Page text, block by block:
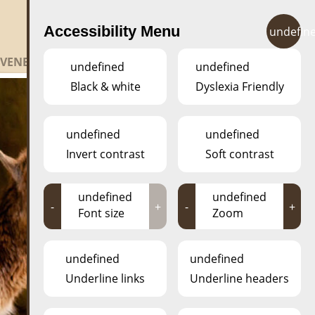
LU
KONTAKT
Accessibility Menu
undefined
Black & white
undefined
Dyslexia Friendly
undefined
Invert contrast
undefined
Soft contrast
-
undefined
Font size
+ -
undefined
Zoom
+
undefined
Underline links
undefined
Underline headers